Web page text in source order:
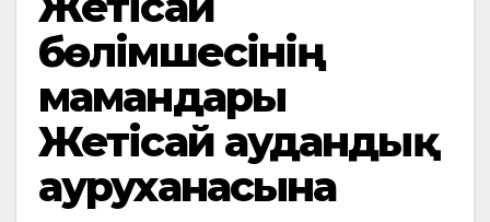
бөлімшесінің
мамандары
Жетісай аудандық
ауруханасына